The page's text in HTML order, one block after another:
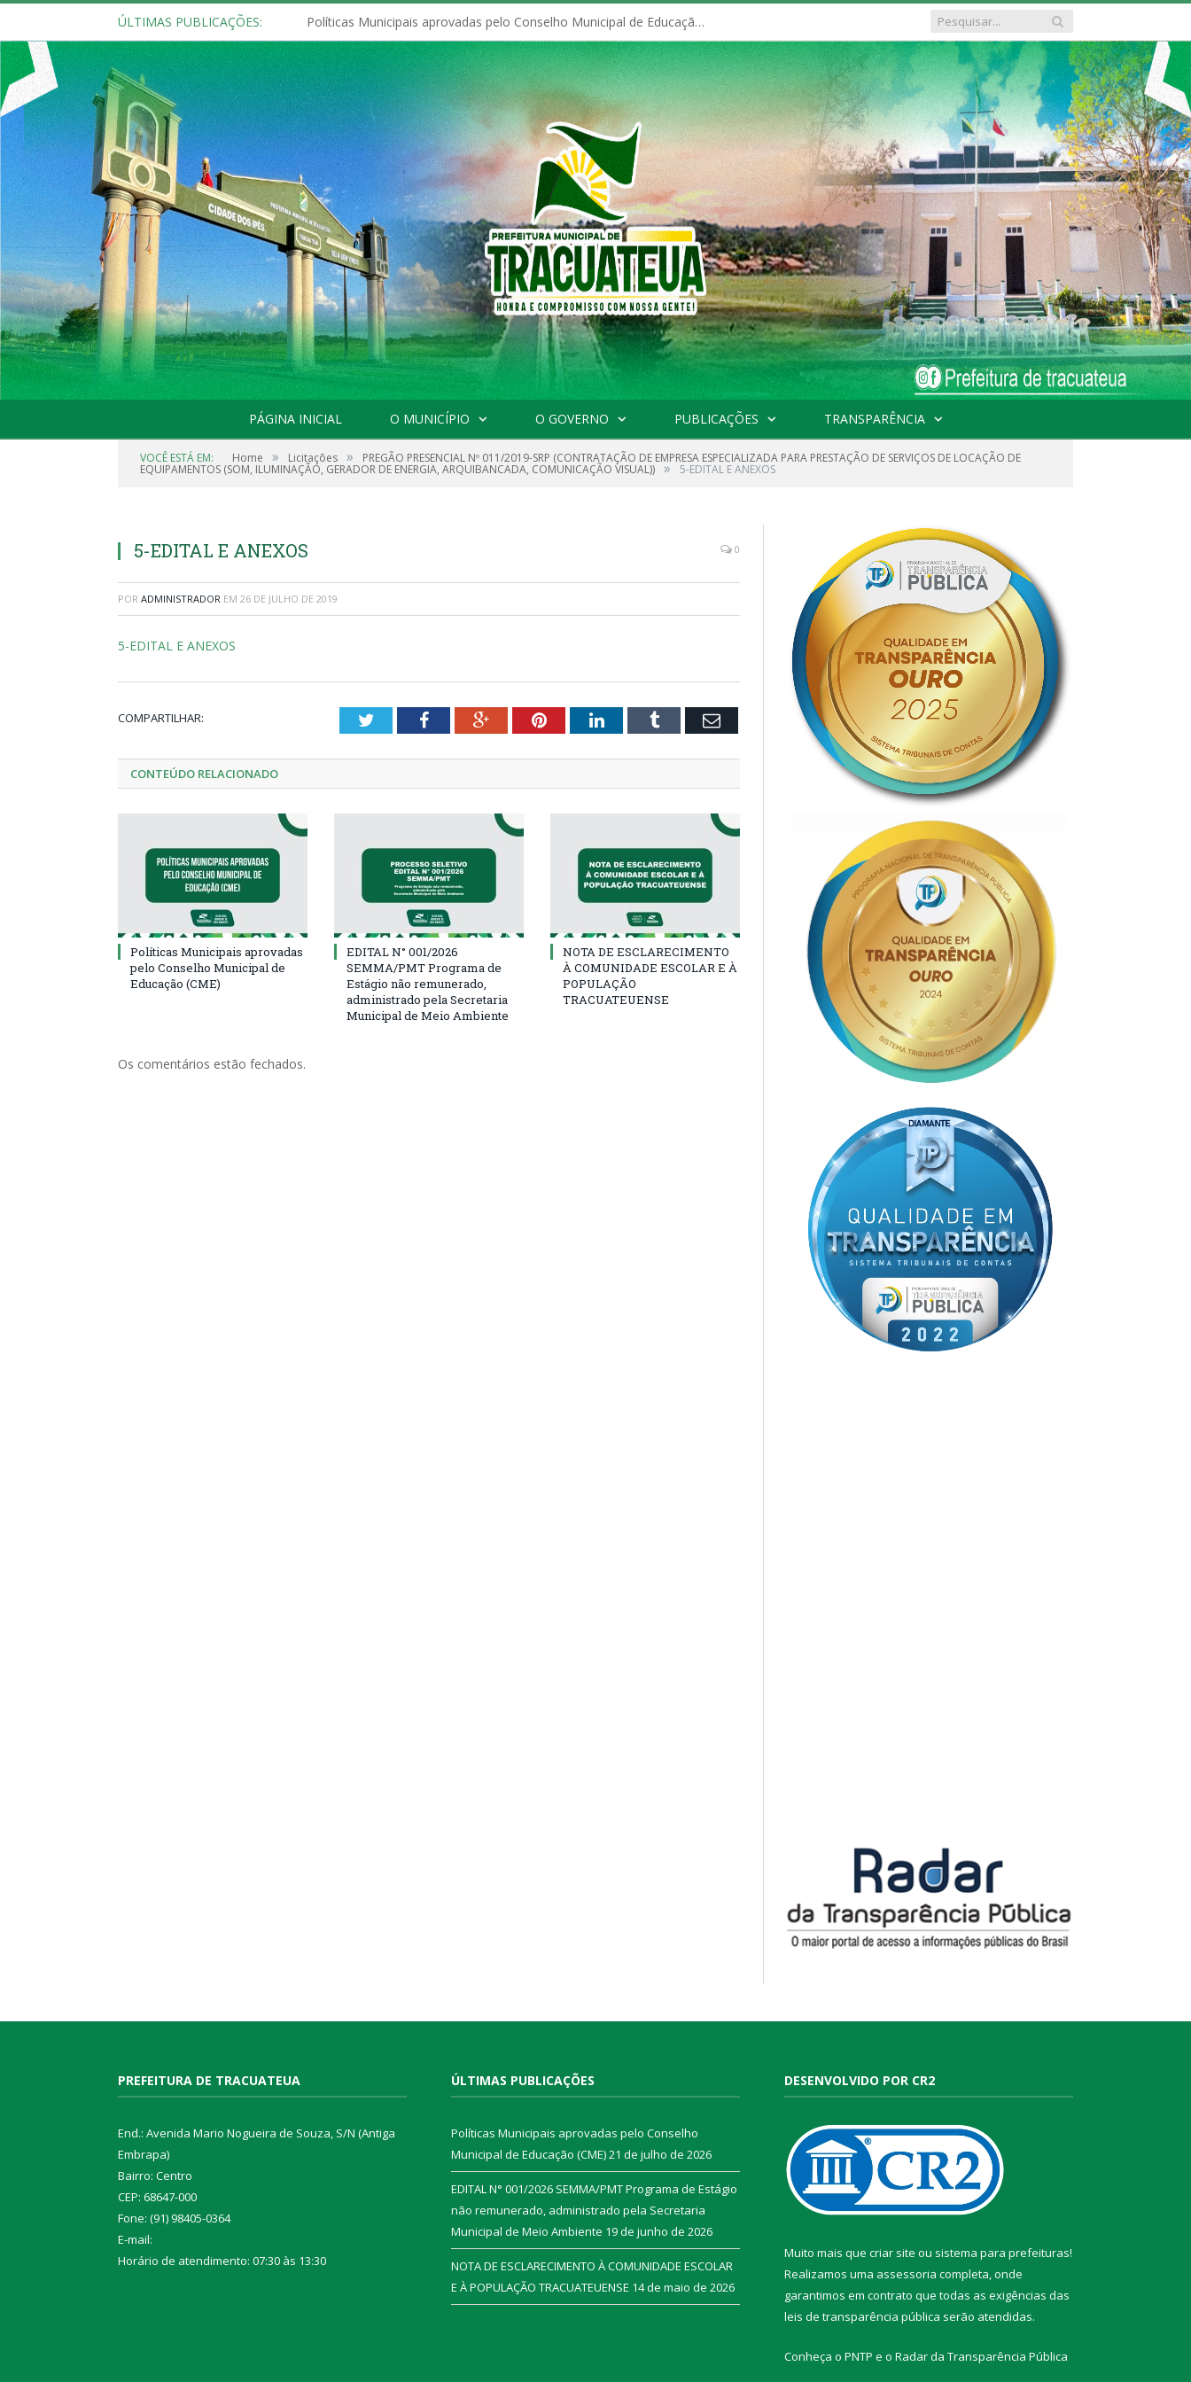
ÚLTIMAS PUBLICAÇÕES: Políticas Municipais aprovadas pelo Conselho Municipal de Educação (CME)
PÁGINA INICIAL O MUNICÍPIO O GOVERNO PUBLICAÇÕES TRANSPARÊNCIA
VOCÊ ESTÁ EM: Home » Licitações » PREGÃO PRESENCIAL Nº 011/2019-SRP (CONTRATAÇÃO DE EMPRESA ESPECIALIZADA PARA PRESTAÇÃO DE SERVIÇOS DE LOCAÇÃO DE
EQUIPAMENTOS (SOM, ILUMINAÇÃO, GERADOR DE ENERGIA, ARQUIBANCADA, COMUNICAÇÃO VISUAL)) » 5-EDITAL E ANEXOS
5-EDITAL E ANEXOS 0
POR ADMINISTRADOR EM 26 DE JULHO DE 2019
5-EDITAL E ANEXOS
COMPARTILHAR: TwitterFacebookGoogle+PinterestLinkedInTumblr Email
CONTEÚDO RELACIONADO
Políticas Municipais aprovadas
pelo Conselho Municipal de
Educação (CME)
EDITAL N° 001/2026
SEMMA/PMT Programa de
Estágio não remunerado,
administrado pela Secretaria
Municipal de Meio Ambiente
NOTA DE ESCLARECIMENTO
À COMUNIDADE ESCOLAR E À
POPULAÇÃO
TRACUATEUENSE
Os comentários estão fechados.
PREFEITURA DE TRACUATEUA
End.: Avenida Mario Nogueira de Souza, S/N (Antiga
Embrapa)
Bairro: Centro
CEP: 68647-000
Fone: (91) 98405-0364
E-mail:
Horário de atendimento: 07:30 às 13:30
ÚLTIMAS PUBLICAÇÕES
Políticas Municipais aprovadas pelo Conselho
Municipal de Educação (CME)21 de julho de 2026
EDITAL N° 001/2026 SEMMA/PMT Programa de Estágio
não remunerado, administrado pela Secretaria
Municipal de Meio Ambiente 19 de junho de 2026
NOTA DE ESCLARECIMENTO À COMUNIDADE ESCOLAR
E À POPULAÇÃO TRACUATEUENSE 14 de maio de 2026
DESENVOLVIDO POR CR2
Muito mais que criar site ou sistema para prefeituras!
Realizamos uma assessoria completa, onde
garantimos em contrato que todas as exigências das
leis de transparência pública serão atendidas.
Conheça o PNTP e o Radar da Transparência Pública